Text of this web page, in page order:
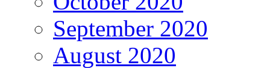
September 2020
August 2020